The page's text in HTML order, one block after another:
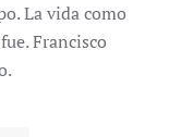
La vida como
Francisco